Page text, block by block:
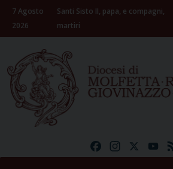
Skip
content
7 Agosto
2026
Santi Sisto II, papa, e compagni,
martiri
FacebookInstagram